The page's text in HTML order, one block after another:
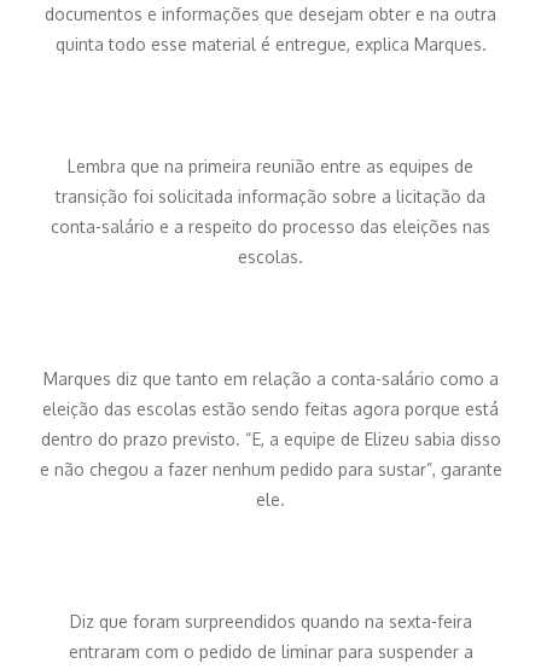
documentos e informações que desejam obter e na outra
quinta todo esse material é entregue, explica Marques.
Lembra que na primeira reunião entre as equipes de
transição foi solicitada informação sobre a licitação da
conta-salário e a respeito do processo das eleições nas
escolas.
Marques diz que tanto em relação a conta-salário como a
eleição das escolas estão sendo feitas agora porque está
dentro do prazo previsto. “E, a equipe de Elizeu sabia disso
e não chegou a fazer nenhum pedido para sustar”, garante
ele.
Diz que foram surpreendidos quando na sexta-feira
entraram com o pedido de liminar para suspender a